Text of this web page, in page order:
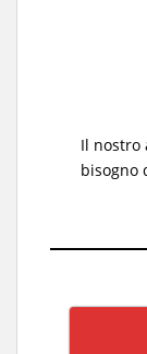
Il nostro
bisogno